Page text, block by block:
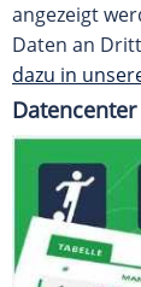
angezeigt
Daten an
dazu in
Datencenter